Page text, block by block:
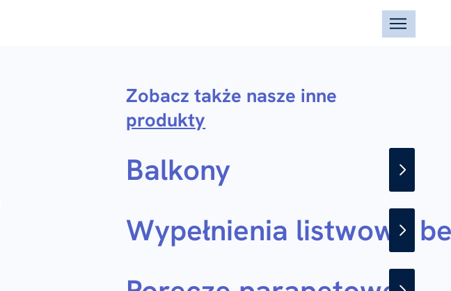
Zobacz także nasze inne
produkty
Balkony
Wypełnienia listwowe